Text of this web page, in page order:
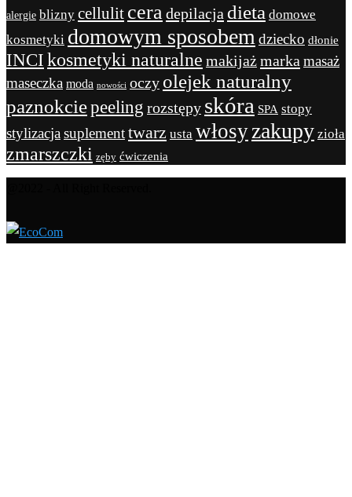
alergie blizny cellulit ceradepilacja dieta domowe
kosmetyki domowym sposobemdziecko dłonie
INCI kosmetyki naturalne makijażmarkamasaż
maseczka moda nowości oczy olejek naturalny
paznokciepeeling rozstępy skóra SPA stopy
stylizacjasuplementtwarz usta włosyzakupy zioła
zmarszczki zęby ćwiczenia